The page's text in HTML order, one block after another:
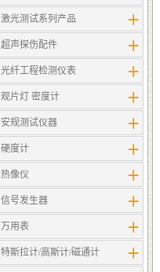
激光测试系列产品
超声探伤配件
光纤工程检测仪表
观片灯 密度计
安规测试仪器
硬度计
热像仪
信号发生器
万用表
特斯拉计/高斯计​/磁通计